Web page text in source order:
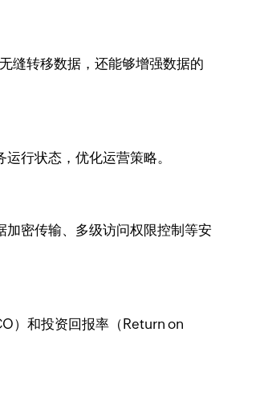
缝转移数据，还能够增强数据的
行状态，优化运营策略。
密传输、多级访问权限控制等安
）和投资回报率（Return on